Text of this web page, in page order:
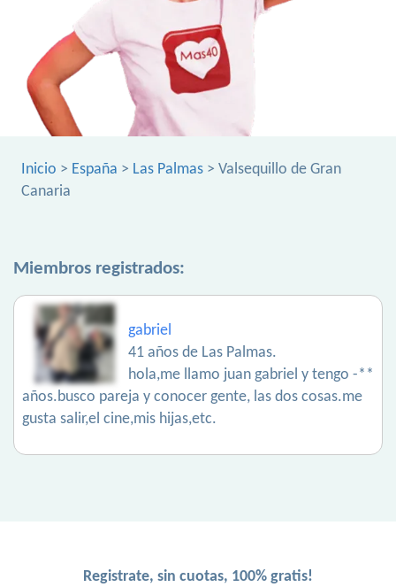
Inicio > España > Las Palmas > Valsequillo de Gran
Canaria
Miembros registrados:
gabriel
41 años de Las Palmas.
hola,me llamo juan gabriel y tengo -**
años.busco pareja y conocer gente, las dos cosas.me
gusta salir,el cine,mis hijas,etc.
Registrate, sin cuotas, 100% gratis!